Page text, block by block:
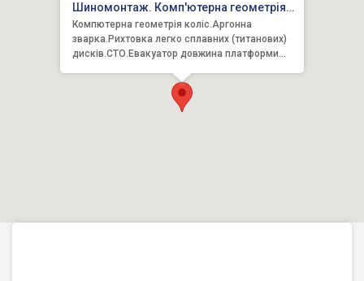
Шиномонтаж. Комп'ютерна геометрія
коліс
Компютерна геометрія коліс.Аргонна
зварка.Рихтовка легко сплавних (титанових)
дисків.СТО.Евакуатор довжина платформи